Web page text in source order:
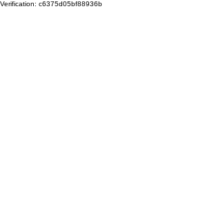
Verification: c6375d05bf88936b